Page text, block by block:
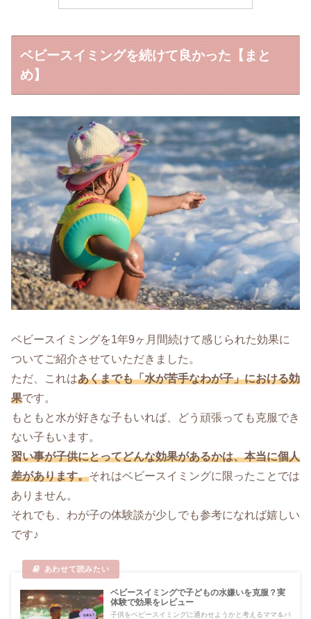
ベビースイミングを続けて良かった【まと
め】
ベビースイミングを1年9ヶ月間続けて感じられた効果に
ついてご紹介させていただきました。
ただ、これはあくまでも「水が苦手なわが子」における効
果です。
もともと水が好きな子もいれば、どう頑張っても克服でき
ない子もいます。
習い事が子供にとってどんな効果があるかは、本当に個人
差があります。それはベビースイミングに限ったことでは
ありません。
それでも、わが子の体験談が少しでも参考になれば嬉しい
です♪
ベビースイミングで子どもの水嫌いを克服？実
体験で効果をレビュー
子供をベビースイミングに通わせようかと考えるママ＆パ